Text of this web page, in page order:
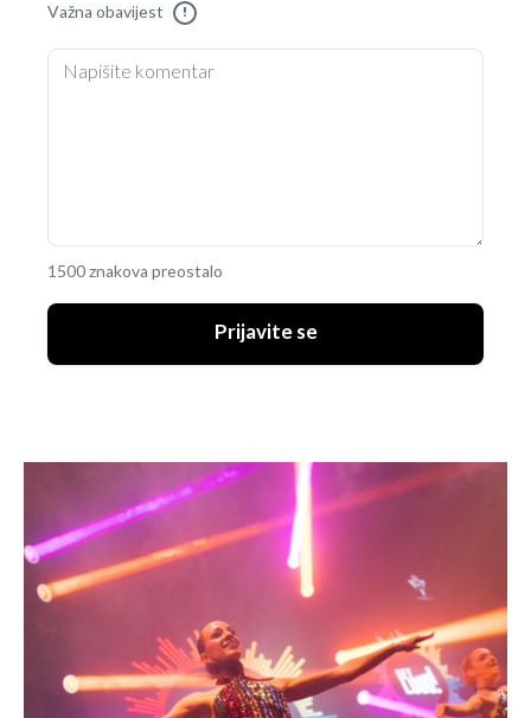
Važna obavijest !
1500 znakova preostalo
Prijavite se